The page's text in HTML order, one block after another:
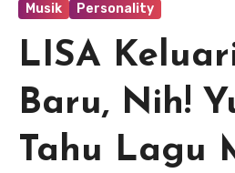
Musik Personality
LISA
Baru, Nih!
Tahu Lagu